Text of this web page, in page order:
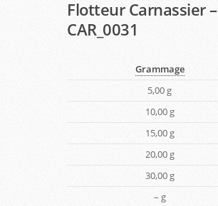
Flotteur Carnassier –
CAR_0031
Grammage
5,00 g
10,00 g
15,00 g
20,00 g
30,00 g
– g